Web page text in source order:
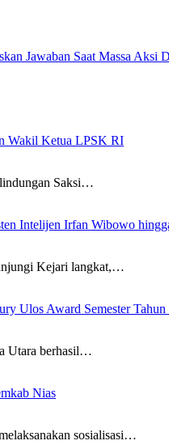
Jawaban Saat Massa Aksi
Wakil Ketua LPSK RI
Saksi…
Intelijen Irfan Wibowo
Kejari langkat,…
Ulos Award Semester
Utara berhasil…
Nias
sosialisasi…